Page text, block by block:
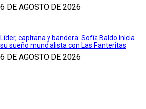
6 DE AGOSTO DE 2026
Líder, capitana y bandera: Sofía Baldo inicia
su sueño mundialista con Las Panteritas
6 DE AGOSTO DE 2026